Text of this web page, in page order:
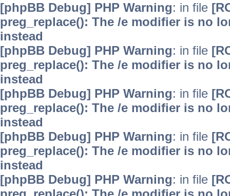
[phpBB Debug] PHP Warning: in file
preg_replace(): The /e modifier is no
instead
[phpBB Debug] PHP Warning: in file
preg_replace(): The /e modifier is no
instead
[phpBB Debug] PHP Warning: in file
preg_replace(): The /e modifier is no
instead
[phpBB Debug] PHP Warning: in file
preg_replace(): The /e modifier is no
instead
[phpBB Debug] PHP Warning: in file